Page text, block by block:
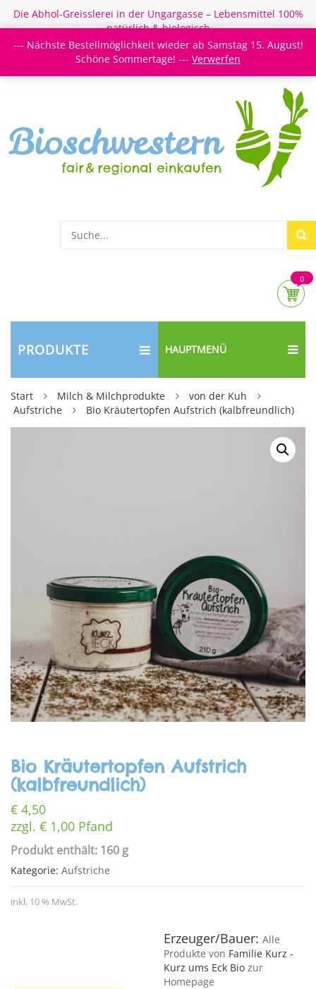
Die Abhol-Greisslerei in der Ungargasse – Lebensmittel 100%
natürlich & biologisch
Login/Register Newsletter Meine Merkzettel
0
PRODUKTE HAUPTMENÜ
Start Milch & Milchprodukte
von der Kuh
Aufstriche
Bio Kräutertopfen Aufstrich (kalbfreundlich)
Bio Kräutertopfen Aufstrich
(kalbfreundlich)
€ 4,50
zzgl. € 1,00 Pfand
Produkt enthält: 160 g
Kategorie: Aufstriche
inkl. 10 % MwSt.
Erzeuger/Bauer:Alle
Produkte von Familie Kurz -
Kurz ums Eck Biozur
Homepage
--- Nächste Bestellmöglichkeit wieder ab Samstag 15. August!
Schöne Sommertage! --- Verwerfen